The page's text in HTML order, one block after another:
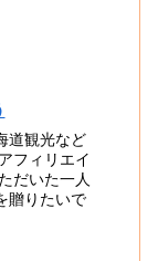
道観光など
フィリエイ
だいた一人
贈りたいで